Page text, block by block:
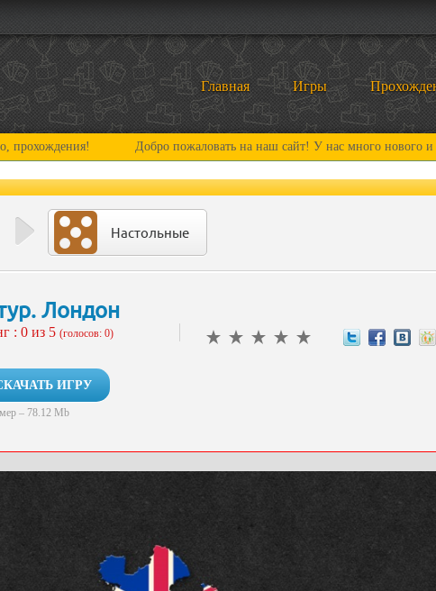
Главная Игры
Добро пожаловать на наш сайт! У нас много нового и
Настольные
Лондон
: 0 из 5 (голосов: 0)
ИГРУ
– 78.12 Mb